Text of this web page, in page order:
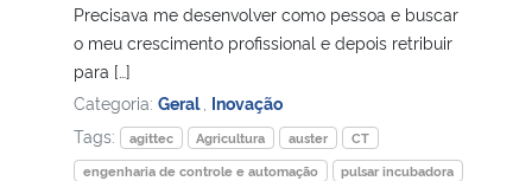
Precisava me desenvolver como pessoa e buscar
o meu crescimento profissional e depois retribuir
para […]
Categoria: Geral
Inovação
Tags:
agittec Agricultura auster
CT
engenharia de controle e automação
pulsar incubadora